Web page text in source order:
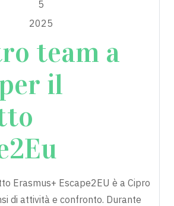
5
2025
team a
il
Erasmus+ Escape2EU è a Cipro
di attività e confronto. Durante